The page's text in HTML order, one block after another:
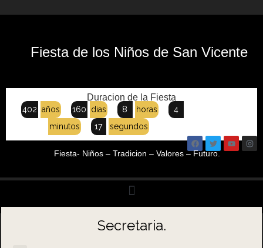
Fiesta de los Niños de San Vicente
Duracion de la Fiesta
402 años 160 dias 8 horas
4
minutos
17 segundos
Fiesta- Niños – Tradicion – Valores – Futuro.
Secretaria.